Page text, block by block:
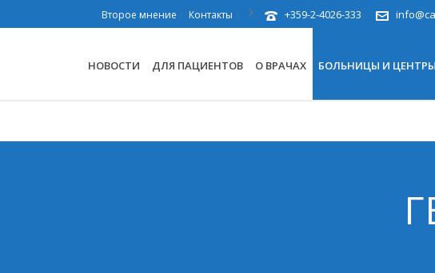
Второе мнение Контакты +359-2-4026-333
НОВОСТИ ДЛЯ ПАЦИЕНТОВ О ВРАЧАХ БОЛЬНИЦЫ И ЦЕНТРЫ